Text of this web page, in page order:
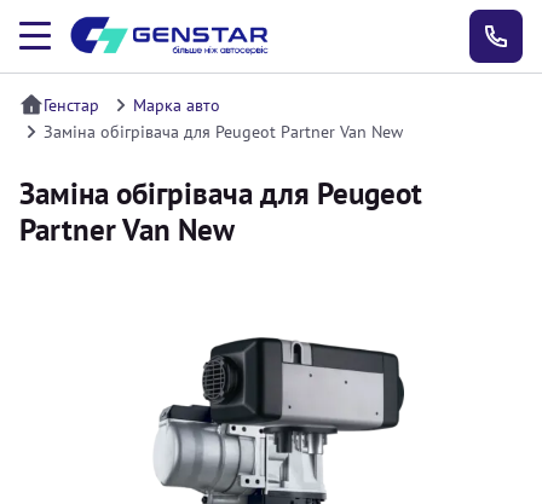
Генстар
Марка авто
Заміна обігрівача для Peugeot Partner Van New
Заміна обігрівача для Peugeot
Partner Van New